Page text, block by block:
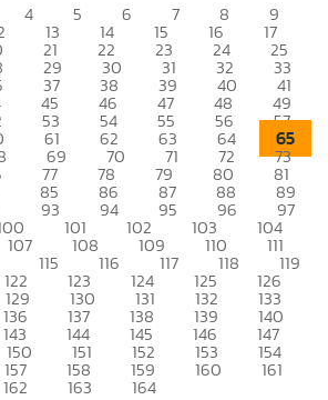
4 5 6 7 8 9
13 14 15 16 17
21 22 23 24 25
29 30 31 32 33
37 38 39 40 41
45 46 47 48 49
53 54 55 56 57
61 62 63 64 65
69 70 71 72 73
77 78 79 80 81
85 86 87 88 89
93 94 95 96 97
101 102 103 104
107 108 109 110 111
115 116 117 118 119
122 123 124 125 126
129 130 131 132 133
136 137 138 139 140
143 144 145 146 147
150 151 152 153 154
157 158 159 160 161
162 163 164